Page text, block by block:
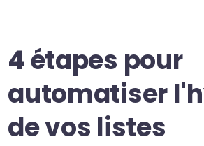
4 étapes pour
automatiser
de vos listes